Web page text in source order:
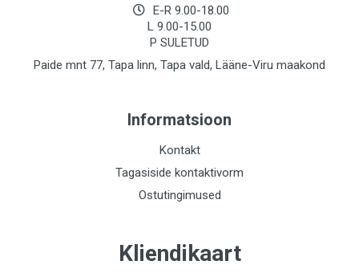
E-R 9.00-18.00
L 9.00-15.00
P SULETUD
Paide mnt 77, Tapa linn, Tapa vald, Lääne-Viru maakond
Informatsioon
Kontakt
Tagasiside kontaktivorm
Ostutingimused
Kliendikaart